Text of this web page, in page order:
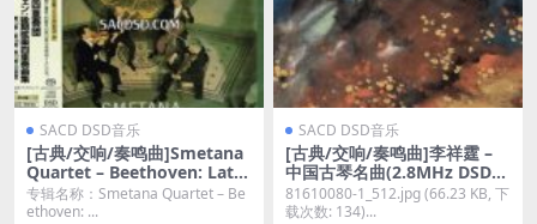
SACD DSD音乐
[古典/交响/奏鸣曲]Smetana
Quartet – Beethoven: Late
String Quartets (1961-197
1/2020) [3xSACD ISO]
专辑名称：Smetana Quartet – Be
ethoven: ...
SACD DSD音乐
[古典/交响/奏鸣曲]李祥霆 –
中国古琴名曲(2.8MHz DSD)
[SACD DSD DSF 百度云]
81610080-1_512.jpg (66.23 KB, 下
载次数: 134)...